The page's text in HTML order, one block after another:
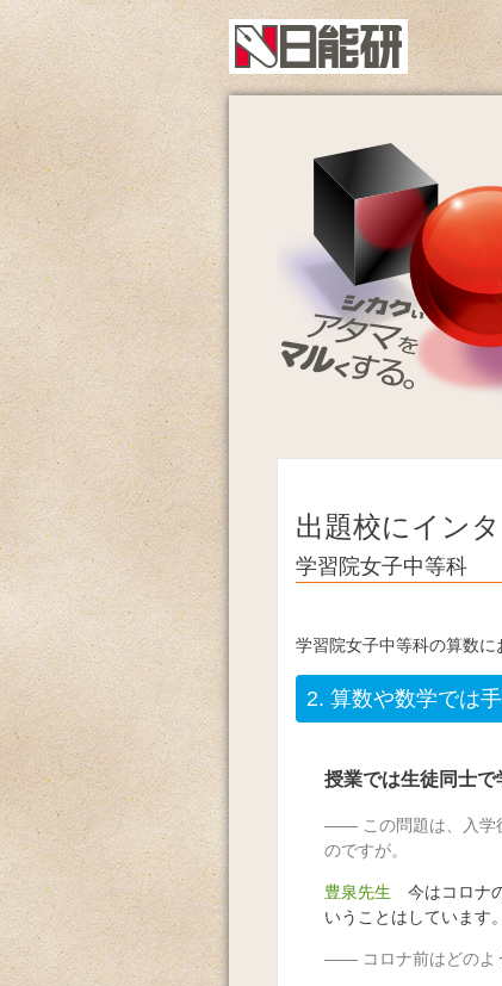
出題校にインタ
学習院女子中等科
学習院女子中等科の算数に
2. 算数や数学では
授業では生徒同士で
この問題は、入
のですが。
豊泉先生 今はコロナ
いうことはしています。
コロナ前はどのよ